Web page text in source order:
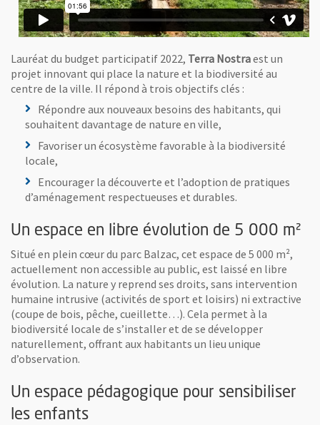
Lauréat du budget participatif 2022, Terra Nostraest un
projet innovant qui place la nature et la biodiversité au
centre de la ville. Il répond à trois objectifs clés :
Répondre aux nouveaux besoins des habitants, qui
souhaitent davantage de nature en ville,
Favoriser un écosystème favorable à la biodiversité
locale,
Encourager la découverte et l’adoption de pratiques
d’aménagement respectueuses et durables.
Un espace en libre évolution de 5 000 m²
Situé en plein cœur du parc Balzac, cet espace de 5 000 m²,
actuellement non accessible au public, est laissé en libre
évolution. La nature y reprend ses droits, sans intervention
humaine intrusive (activités de sport et loisirs) ni extractive
(coupe de bois, pêche, cueillette…). Cela permet à la
biodiversité locale de s’installer et de se développer
naturellement, offrant aux habitants un lieu unique
d’observation.
Un espace pédagogique pour sensibiliser
les enfants